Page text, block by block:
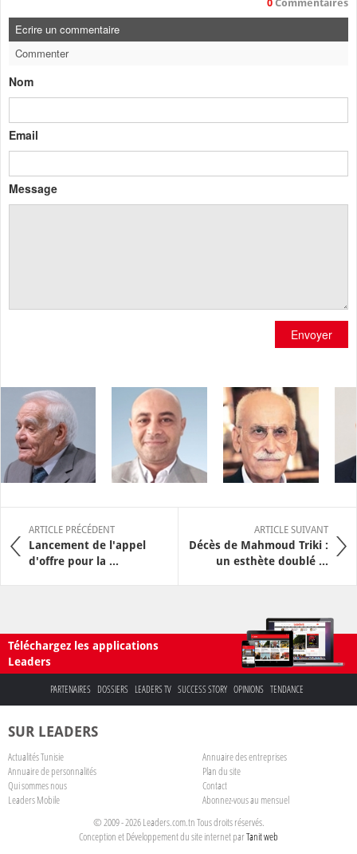
0 Commentaires
Ecrire un commentaire
Commenter
Nom
Email
Message
Envoyer
ARTICLE PRÉCÉDENT
Lancement de l'appel
d'offre pour la ...
ARTICLE SUIVANT
Décès de Mahmoud Triki :
un esthète doublé ...
Téléchargez les applications
Leaders
PARTENAIRES DOSSIERS LEADERS TV SUCCESS STORY OPINIONS TENDANCE
SUR LEADERS
Actualités Tunisie
Annuaire des entreprises
Annuaire de personnalités
Plan du site
Qui sommes nous
Contact
Leaders Mobile
Abonnez-vous au mensuel
© 2009 - 2026 Leaders.com.tn Tous droits réservés.
Conception et Développement du site internet parTanit web